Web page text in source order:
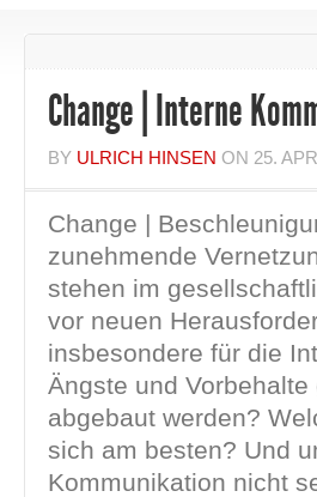
Change | Interne
BY ULRICH HINSEN ON 25.
Change |
zunehmende
stehen im
vor neuen
insbesondere für die
Ängste und
abgebaut werden?
sich am besten? Und
Kommunikation nicht